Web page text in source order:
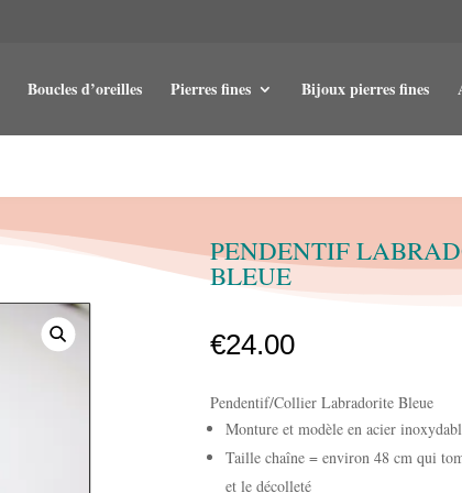
Boucles d’oreilles Pierres fines Bijoux pierres fines
PENDENTIF
BLEUE
€24.00
Pendentif/Collier Labradorite Bleue
Monture et modèle en acier
Taille chaîne = environ 48 cm qui
et le décolleté